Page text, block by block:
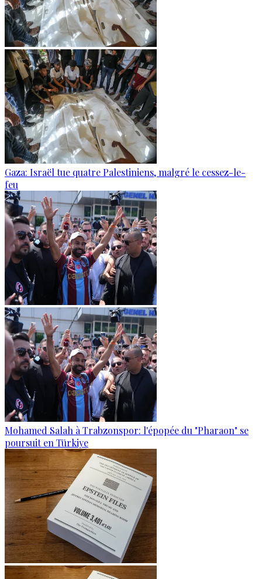
Gaza: Israël tue quatre Palestiniens, malgré le cessez-le-
feu
Mohamed Salah à Trabzonspor: l'épopée du "Pharaon" se
poursuit en Türkiye